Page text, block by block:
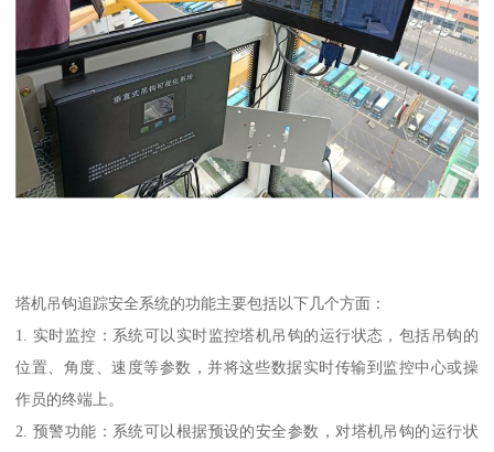
塔机吊钩追踪安全系统的功能主要包括以下几个方面：
1. 实时监控：系统可以实时监控塔机吊钩的运行状态，包括吊钩的
位置、角度、速度等参数，并将这些数据实时传输到监控中心或操
作员的终端上。
2. 预警功能：系统可以根据预设的安全参数，对塔机吊钩的运行状